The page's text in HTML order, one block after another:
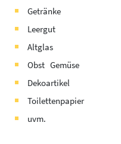
Getränke
Leergut
Altglas
Obst Gemüse
Dekoartikel
Toilettenpapier
uvm.